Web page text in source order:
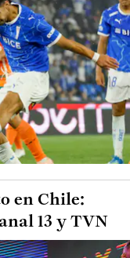
en Chile:
13 y TVN